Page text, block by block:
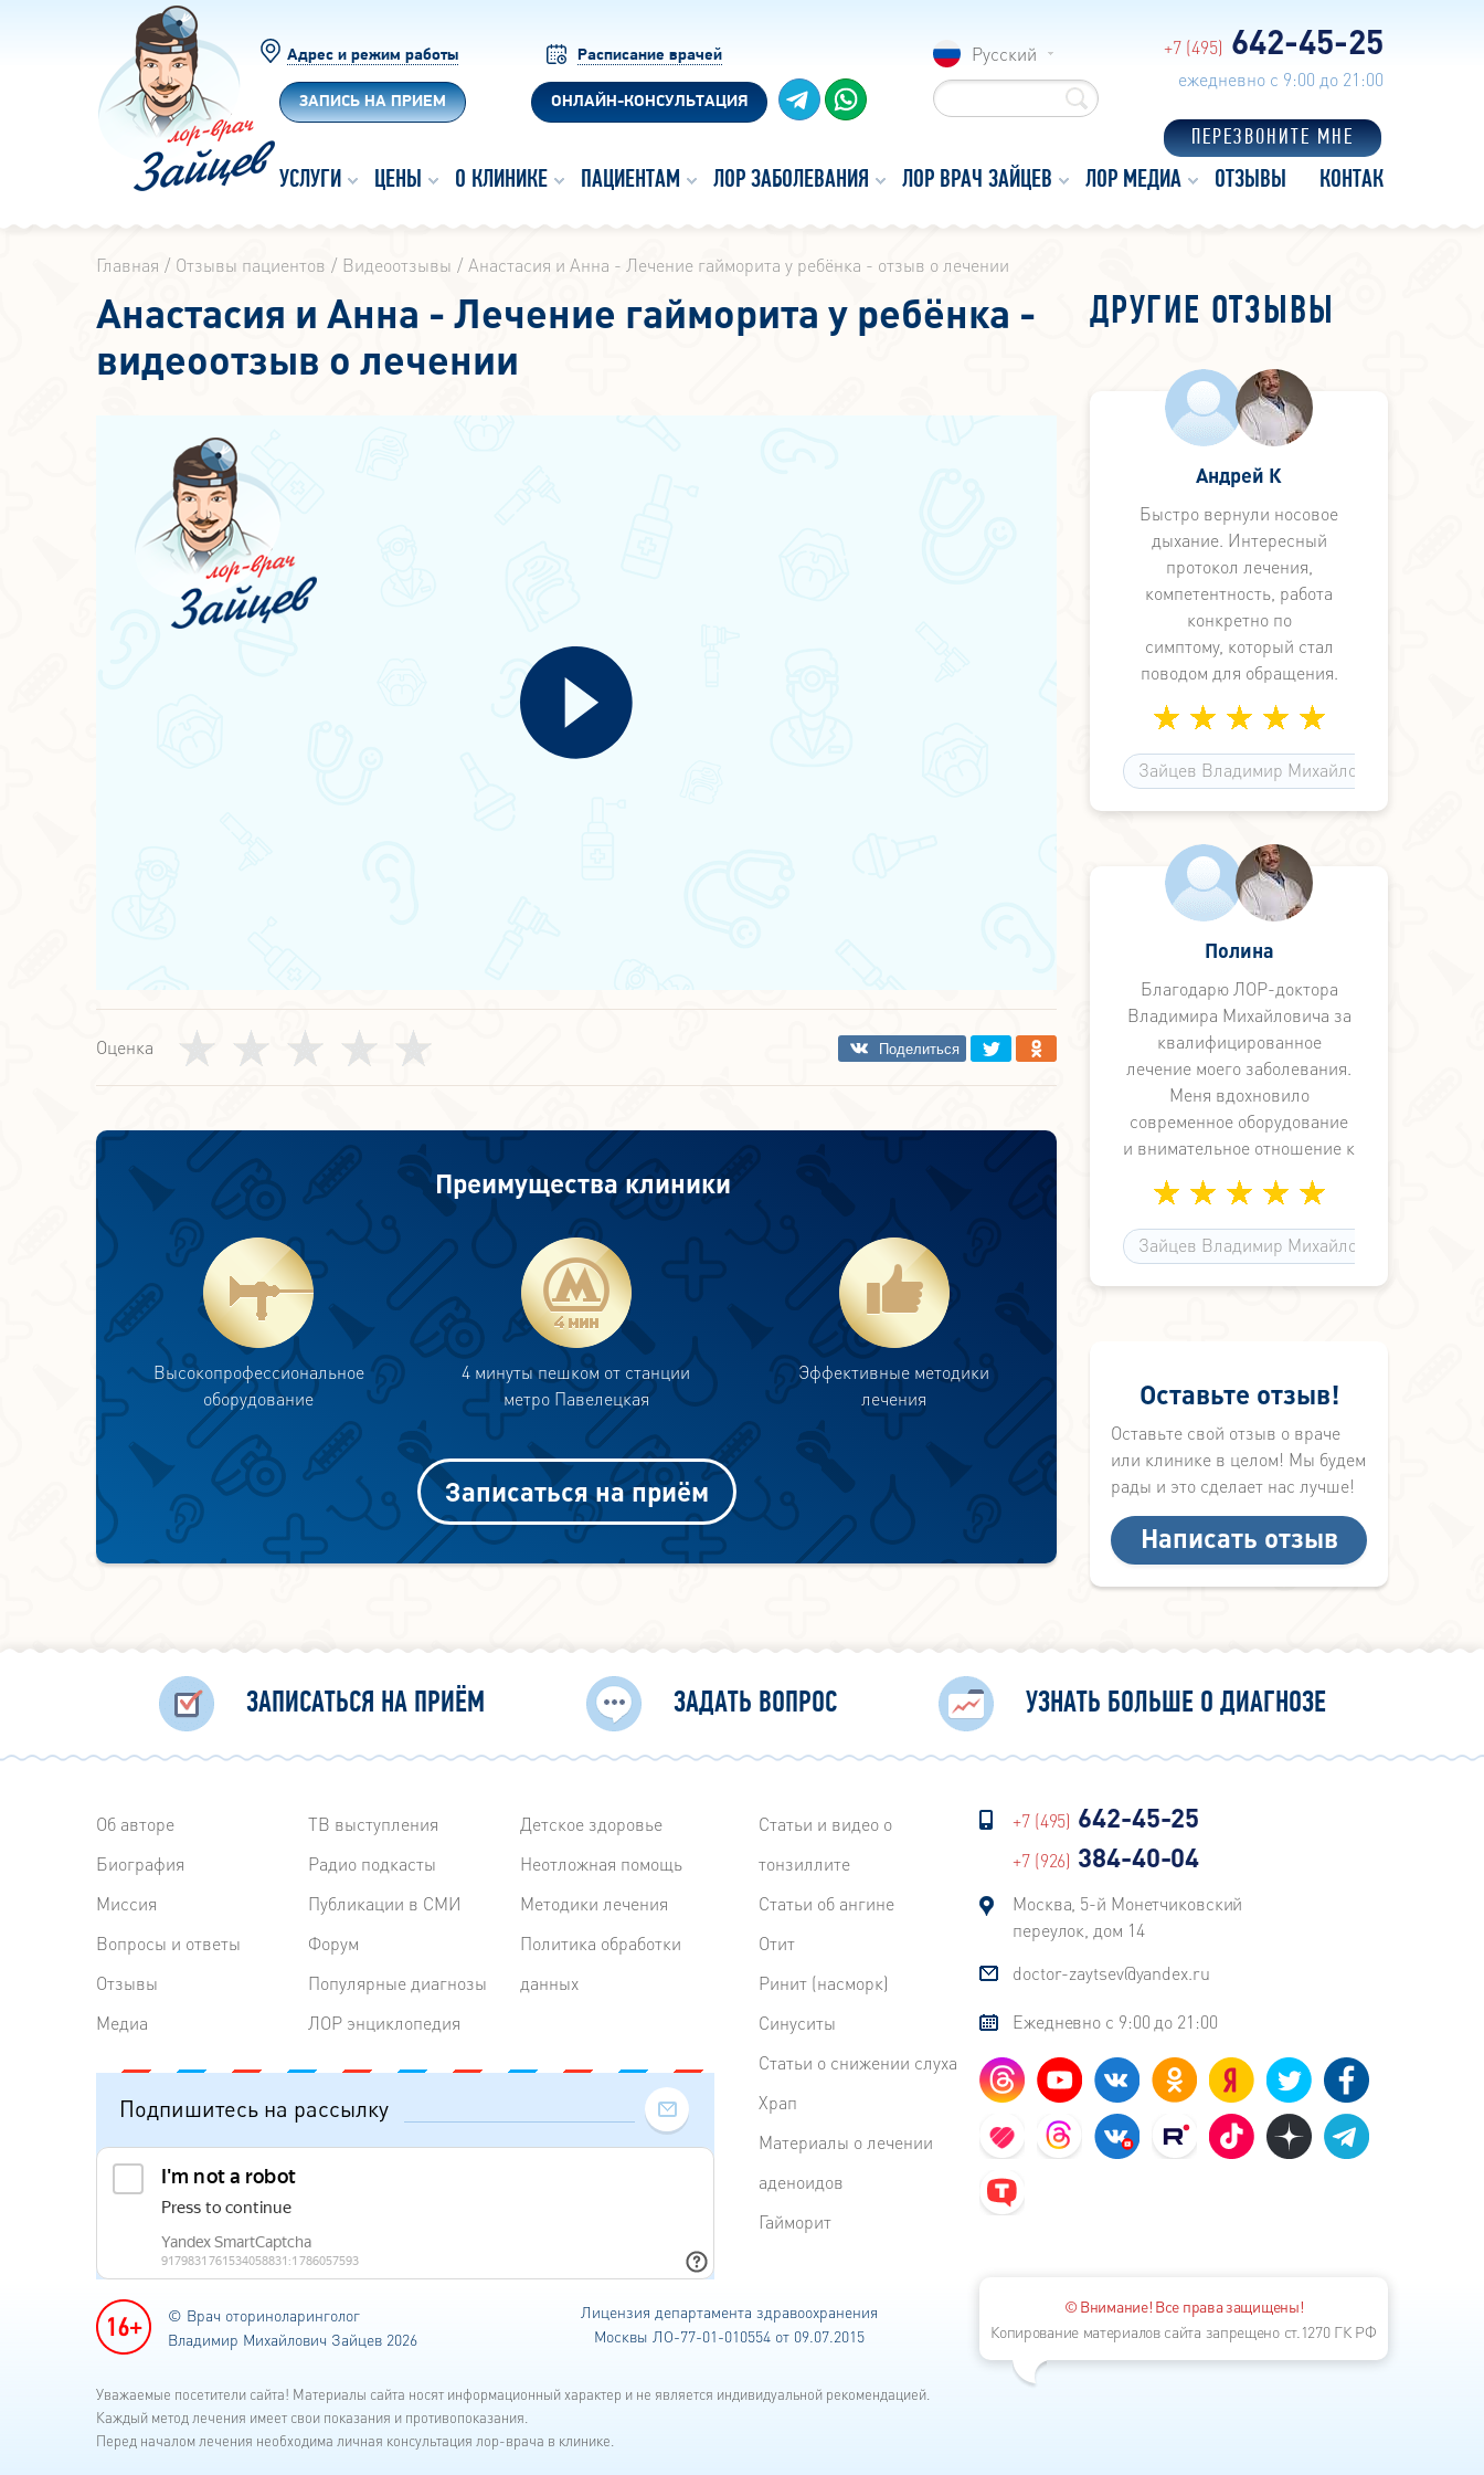
Адрес и режим работы
ЗАПИСЬ НА ПРИЕМ
Расписание врачей
ОНЛАЙН-КОНСУЛЬТАЦИЯ
Русский +7 (495) 642-45-25
ежедневно с 9:00 до 21:00
ПЕРЕЗВОНИТЕ МНЕ
УСЛУГИ ЦЕНЫ О КЛИНИКЕ ПАЦИЕНТАМ ЛОР ЗАБОЛЕВАНИЯ ЛОР ВРАЧ ЗАЙЦЕВ ЛОР МЕДИА ОТЗЫВЫ КОНТАКТЫ
Главная Отзывы пациентов Видеоотзывы Анастасия и Анна - Лечение гайморита у ребёнка - отзыв о лечении
Анастасия и Анна - Лечение гайморита у ребёнка -
видеоотзыв о лечении
Оценка
Преимущества клиники
Высокопрофессиональное
оборудование
4 минуты пешком от станции
метро Павелецкая
Эффективные методики
лечения
Записаться на приём
ДРУГИЕ ОТЗЫВЫ
Андрей К
Быстро вернули носовое
дыхание. Интересный
протокол лечения,
компетентность, работа
конкретно по
симптому, который стал
поводом для обращения.
наилучший как
поликлинический,
с этой стороны федеральные
неконкретны, читают лекции
по
медицине вместо работы по
просто знают, а могут и
делают.
Зайцев Владимир Михайлович
Полина
Благодарю ЛОР-доктора
Владимира Михайловича за
квалифицированное
лечение моего заболевания.
Меня вдохновило
современное оборудование
и внимательное отношение к
отличный коллектив
медработников. Так держать,
доктор Зайцев!
Зайцев Владимир Михайлович
Оставьте отзыв!
Оставьте свой отзыв о враче
или клинике в целом! Мы будем
рады и это сделает нас лучше!
Написать отзыв
ЗАПИСАТЬСЯ НА ПРИЁМ ЗАДАТЬ ВОПРОС УЗНАТЬ БОЛЬШЕ О ДИАГНОЗЕ
Об авторе
Биография
Миссия
Вопросы и ответы
Отзывы
Медиа
ТВ выступления
Радиo подкасты
Публикации в СМИ
Форум
Популярные диагнозы
ЛОР энциклопедия
Детское здоровье
Неотложная помощь
Методики лечения
Политика обработки
данных
Подпишитесь на рассылку
Статьи и видео о
тонзиллите
Статьи об ангине
Отит
Ринит (насморк)
Синуситы
Статьи о снижении слуха
Храп
Материалы о лечении
аденоидов
Гайморит
+7 (495) 642-45-25
+7 (926) 384-40-04
Москва, 5-й Монетчиковский
переулок, дом 14
doctor-zaytsev@yandex.ru
Ежедневно с 9:00 до 21:00
© Врач оториноларинголог
Владимир Михайлович Зайцев 2026
Лицензия департаментаздравоохранения
Москвы ЛО-77-01-010554 от 09.07.2015
Уважаемые посетители сайта! Материалы сайта носят информационный характер и не является индивидуальной рекомендацией.
Каждый метод лечения имеет свои показания и противопоказания.
Перед началом лечения необходима личная консультация лор-врача в клинике.
© Внимание! Все права защищены!
Копирование материалов сайта запрещено ст.1270 ГК РФ